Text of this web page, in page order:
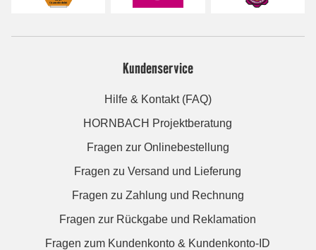
Kundenservice
Hilfe & Kontakt (FAQ)
HORNBACH Projektberatung
Fragen zur Onlinebestellung
Fragen zu Versand und Lieferung
Fragen zu Zahlung und Rechnung
Fragen zur Rückgabe und Reklamation
Fragen zum Kundenkonto & Kundenkonto-ID